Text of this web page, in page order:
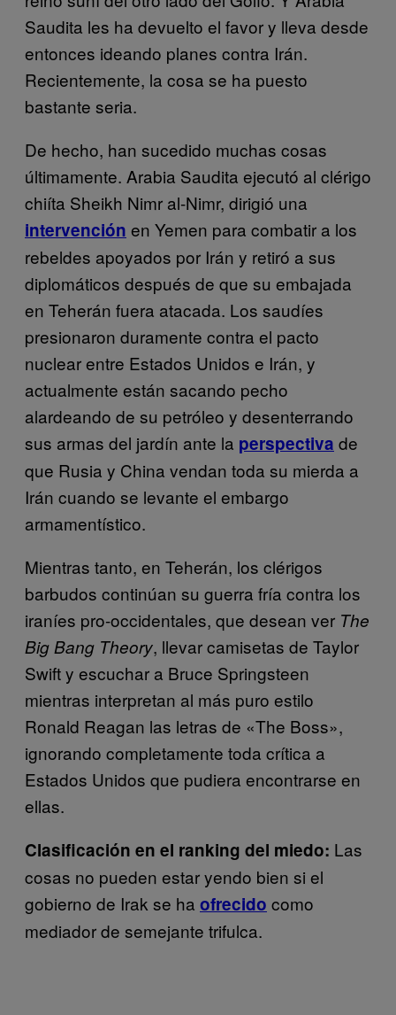
Saudita les ha devuelto el favor y lleva desde
entonces ideando planes contra Irán.
Recientemente, la cosa se ha puesto
bastante seria.
De hecho, han sucedido muchas cosas
últimamente. Arabia Saudita ejecutó al clérigo
chiíta Sheikh Nimr al-Nimr, dirigió una
intervención en Yemen para combatir a los
rebeldes apoyados por Irán y retiró a sus
diplomáticos después de que su embajada
en Teherán fuera atacada. Los saudíes
presionaron duramente contra el pacto
nuclear entre Estados Unidos e Irán, y
actualmente están sacando pecho
alardeando de su petróleo y desenterrando
sus armas del jardín ante la perspectiva de
que Rusia y China vendan toda su mierda a
Irán cuando se levante el embargo
armamentístico.
Mientras tanto, en Teherán, los clérigos
barbudos continúan su guerra fría contra los
iraníes pro-occidentales, que desean ver The
Big Bang Theory, llevar camisetas de Taylor
Swift y escuchar a Bruce Springsteen
mientras interpretan al más puro estilo
Ronald Reagan las letras de «The Boss»,
ignorando completamente toda crítica a
Estados Unidos que pudiera encontrarse en
ellas.
Clasificación en el ranking del miedo: Las
cosas no pueden estar yendo bien si el
gobierno de Irak se ha ofrecido como
mediador de semejante trifulca.